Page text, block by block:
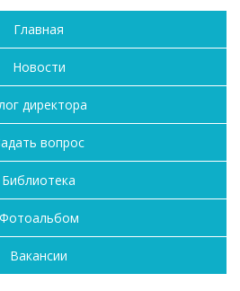
Главная
Новости
директора
вопрос
Библиотека
Фотоальбом
Вакансии